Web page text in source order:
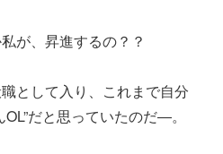
、昇進するの？？
として入り、これまで自分
だと思っていたのだ―。